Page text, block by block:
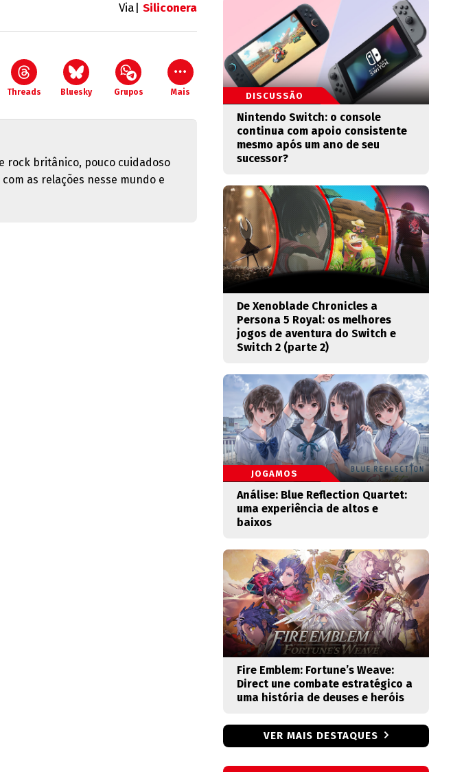
Via| Siliconera
Threads Bluesky Grupos Mais
rock britânico, pouco cuidadoso
as relações nesse mundo e
DISCUSSÃO
Nintendo Switch: o console
continua com apoio consistente
mesmo após um ano de seu
sucessor?
De Xenoblade Chronicles a
Persona 5 Royal: os melhores
jogos de aventura do Switch e
Switch 2 (parte 2)
JOGAMOS
Análise: Blue Reflection Quartet:
uma experiência de altos e
baixos
Fire Emblem: Fortune’s Weave:
Direct une combate estratégico a
uma história de deuses e heróis
VER MAIS DESTAQUES